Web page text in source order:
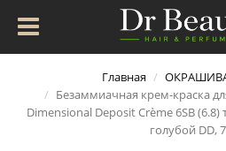
Главная
Безаммиачная крем-краска
Dimensional Deposit Crème 6SB
голубой DD,